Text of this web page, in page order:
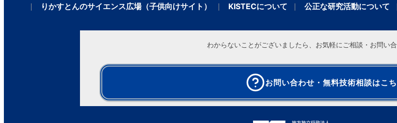
りかすとんのサイエンス広場（子供向けサイト）
KISTECについて 公正な研究活動について
わからないことがございましたら、お気軽にご相談・お問い合
お問い合わせ・無料技術相談はこ